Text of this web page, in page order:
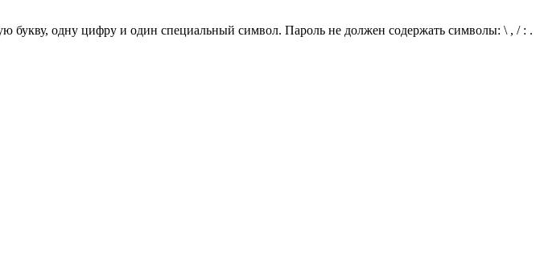
букву, одну цифру и один специальный символ. Пароль не должен содержать символы: \ , / : .